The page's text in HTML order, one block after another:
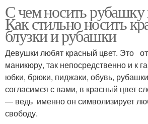
С чем носить
Как стильно носить
блузки и рубашки
Девушки любят красный цвет. Это
маникюру, так непосредственно и к
юбки, брюки, пиджаки, обувь,
согласимся с вами, в красный цвет
— ведь именно он символизирует
свободу.